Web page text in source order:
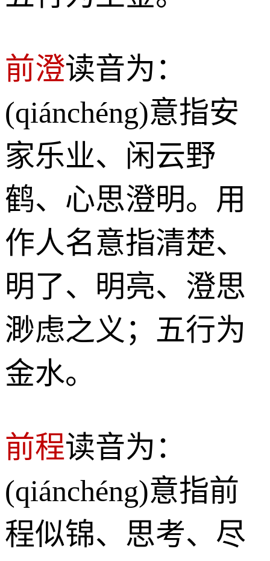
前澄读音为：
(qiánchéng)意指安
家乐业、闲云野
鹤、心思澄明。用
作人名意指清楚、
明了、明亮、澄思
渺虑之义；五行为
金水。
前程读音为：
(qiánchéng)意指前
程似锦、思考、尽